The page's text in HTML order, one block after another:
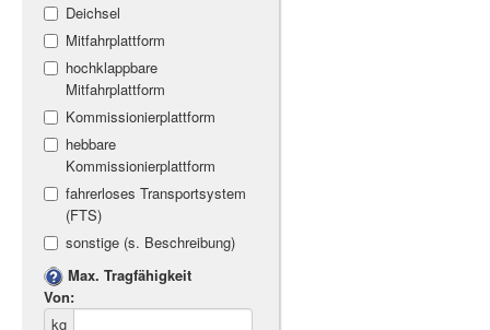
Deichsel
Mitfahrplattform
hochklappbare
Mitfahrplattform
Kommissionierplattform
hebbare
Kommissionierplattform
fahrerloses Transportsystem
(FTS)
sonstige (s. Beschreibung)
Max. Tragfähigkeit
Von:
kg